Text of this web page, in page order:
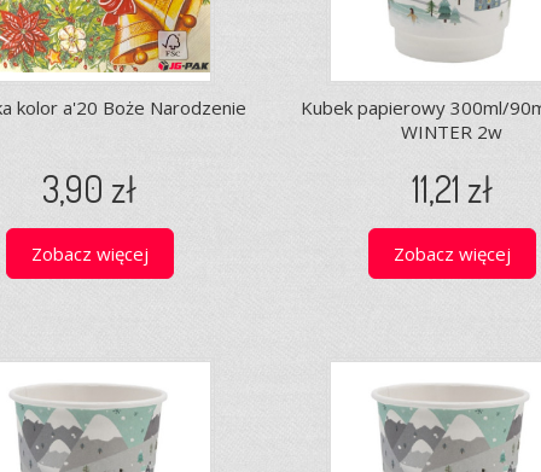
kolor a'20 Boże Narodzenie
3,90 zł
Zobacz więcej
Kubek papierowy 300ml/
WINTER 2w
11,21 zł
Zobacz więcej